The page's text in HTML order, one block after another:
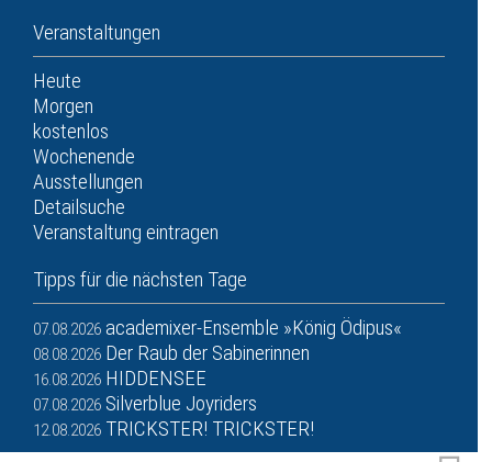
Veranstaltungen
Heute
Morgen
kostenlos
Wochenende
Ausstellungen
Detailsuche
Veranstaltung eintragen
Tipps für die nächsten Tage
07.08.2026 academixer-Ensemble »König Ödipus«
08.08.2026 Der Raub der Sabinerinnen
16.08.2026 HIDDENSEE
07.08.2026 Silverblue Joyriders
12.08.2026 TRICKSTER! TRICKSTER!